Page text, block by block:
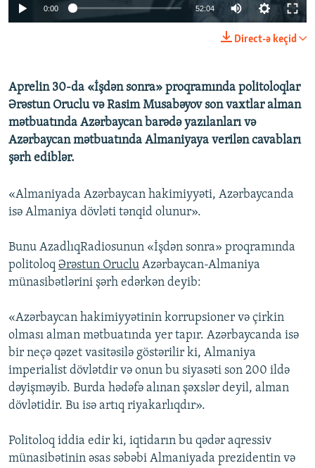
0:00 52:04
Direct-ə keçid
Aprelin 30-da «İşdən sonra» proqramında politoloqlar
Ərəstun Oruclu və Rasim Musabəyov son vaxtlar alman
mətbuatında Azərbaycan barədə yazılanları və
Azərbaycan mətbuatında Almaniyaya verilən cavabları
şərh ediblər.
«Almaniyada Azərbaycan hakimiyyəti, Azərbaycanda
isə Almaniya dövləti tənqid olunur».
Bunu AzadlıqRadiosunun «İşdən sonra» proqramında
politoloq Ərəstun Oruclu Azərbaycan-Almaniya
münasibətlərini şərh edərkən deyib:
«Azərbaycan hakimiyyətinin korrupsioner və çirkin
olması alman mətbuatında yer tapır. Azərbaycanda isə
bir neçə qəzet vasitəsilə göstərilir ki, Almaniya
imperialist dövlətdir və onun bu siyasəti son 200 ildə
dəyişməyib. Burda hədəfə alınan şəxslər deyil, alman
dövlətidir. Bu isə artıq riyakarlıqdır».
Politoloq iddia edir ki, iqtidarın bu qədər aqressiv
münasibətinin əsas səbəbi Almaniyada prezidentin və